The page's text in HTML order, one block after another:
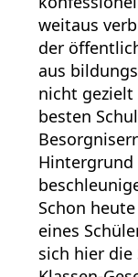
weitaus
der
aus
nicht gezielt
besten
Hintergrund
Schon
eines
sich hier die